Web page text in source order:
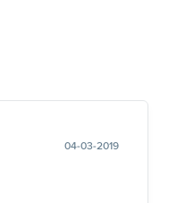
04-03-2019